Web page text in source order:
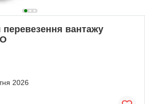
перевезення вантажу
2026